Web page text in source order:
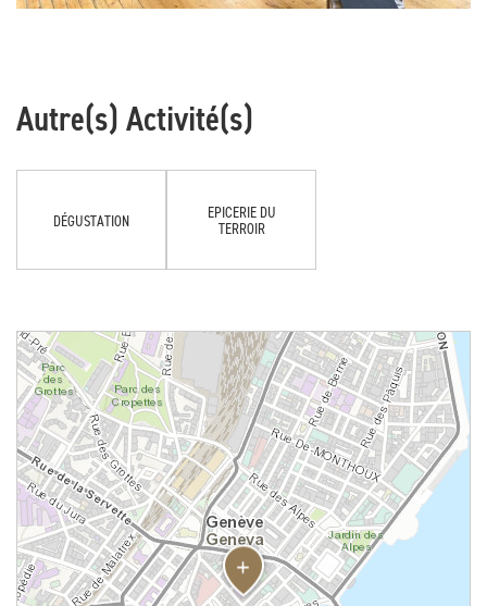
Autre(s) Activité(s)
DÉGUSTATION
EPICERIE DU
TERROIR